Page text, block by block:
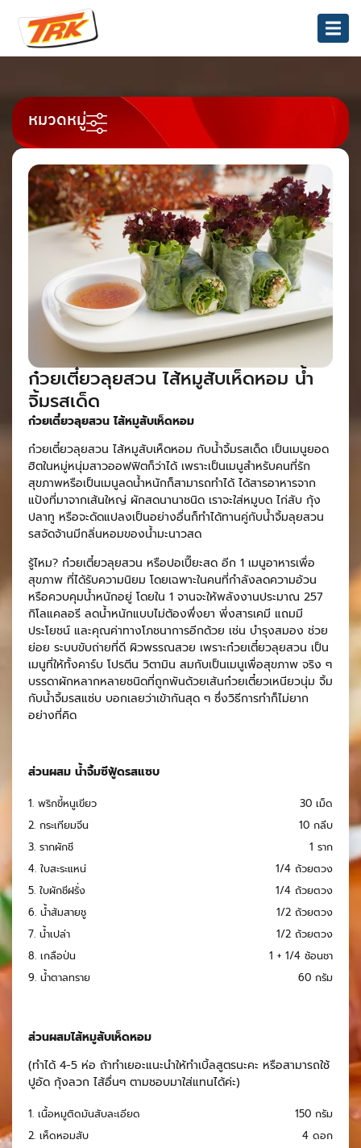
ก๋วยเตี๋ยวลุยสวน ไส้หมูสับเห็ดหอม น้ำ
จิ้มรสเด็ด
ก๋วยเตี๋ยวลุยสวน ไส้หมูสับเห็ดหอม
ก๋วยเตี๋ยวลุยสวน ไส้หมูสับเห็ดหอม กับน้ำจิ้มรสเด็ด เป็นเมนูยอด
ฮิตในหมู่หนุ่มสาวออฟฟิตก็ว่าได้ เพราะเป็นเมนูสำหรับคนที่รัก
สุขภาพหรือเป็นเมนูลดน้ำหนักก็สามารถทำได้ ได้สารอาหารจาก
แป้งที่มาจากเส้นใหญ่ ผักสดนานาชนิด เราจะใส่หมูบด ไก่สับ กุ้ง
ปลาทู หรือจะดัดแปลงเป็นอย่างอื่นก็ทำได้ทานคู่กับน้ำจิ้มลุยสวน
รสจัดจ้านมีกลิ่นหอมของน้ำมะนาวสด
รู้ไหม? ก๋วยเตี๋ยวลุยสวน หรือปอเปี๊ยะสด อีก 1 เมนูอาหารเพื่อ
สุขภาพ ที่ได้รับความนิยม โดยเฉพาะในคนที่กำลังลดความอ้วน
หรือควบคุมน้ำหนักอยู่ โดยใน 1 จานจะให้พลังงานประมาณ 257
กิโลแคลอรี ลดน้ำหนักแบบไม่ต้องพึ่งยา พี่งสารเคมี แถมมี
ประโยชน์ และคุณค่าทางโภชนาการอีกด้วย เช่น บำรุงสมอง ช่วย
ย่อย ระบบขับถ่ายที่ดี ผิวพรรณสวย เพราะก๋วยเตี๋ยวลุยสวน เป็น
เมนูที่ให้ทั้งคาร์บ โปรตีน วิตามิน สมกับเป็นเมนูเพื่อสุขภาพ จริง ๆ
บรรดาผักหลากหลายชนิดที่ถูกพันด้วยเส้นก๋วยเตี๋ยวเหนียวนุ่ม จิ้ม
กับน้ำจิ้มรสแซ่บ บอกเลยว่าเข้ากันสุด ๆ ซึ่งวิธีการทำก็ไม่ยาก
อย่างที่คิด
ส่วนผสม น้ำจิ้มซีฟู้ดรสแซบ
1. พริกขี้หนูเขียว
30 เม็ด
2. กระเทียมจีน
10 กลีบ
3. รากผักชี
1 ราก
4. ใบสะระแหน่
1/4 ถ้วยตวง
5. ใบผักชีฝรั่ง
1/4 ถ้วยตวง
6. น้ำส้มสายชู
1/2 ถ้วยตวง
7. น้ำเปล่า
1/2 ถ้วยตวง
8. เกลือป่น
1 + 1/4 ช้อนชา
9. น้ำตาลทราย
60 กรัม
ส่วนผสมไส้หมูสับเห็ดหอม
(ทำได้ 4-5 ห่อ ถ้าทำเยอะแนะนำให้ทำเบิ้ลสูตรนะคะ หรือสามารถใช้
ปูอัด กุ้งลวก ไส้อื่นๆ ตามชอบมาใส่แทนได้ค่ะ)
1. เนื้อหมูติดมันสับละเอียด
150 กรัม
2. เห็ดหอมสับ
4 ดอก
หมวดหมู่